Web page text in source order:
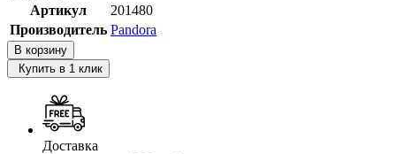
Артикул
201480
Производитель Pandora
В корзину
Купить в 1 клик
Доставка